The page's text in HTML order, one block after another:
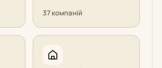
37 компаній